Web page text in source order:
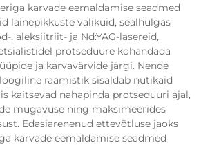
karvade eemaldamise seadmed
lainepikkuste valikuid, sealhulgas
, aleksiitriit- ja Nd:YAG-lasereid,
protseduure kohandada
ja karvavärvide järgi. Nende
raamistik sisaldab nutikaid
kaitsevad nahapinda protseduuri ajal,
mugavuse ning maksimeerides
Edasiarenenud ettevõtluse jaoks
karvade eemaldamise seadmed